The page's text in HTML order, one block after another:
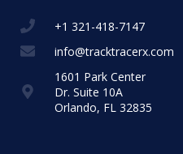
+1 321-418-​7147
info@tracktracerx.com
1601 Park Center
Dr. Suite 10A
Orlando, FL 32835